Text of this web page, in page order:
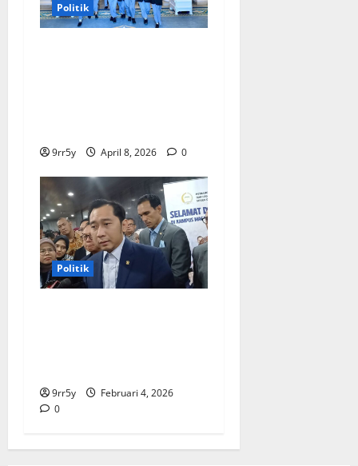
Politik
9rr5y April 8, 2026 0
Politik
9rr5y
Februari 4, 2026
0